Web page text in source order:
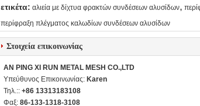
ετικέτα: αλιεία με δίχτυα φρακτών συνδέσεων αλυσίδων,
περίφραξη πλέγματος καλωδίων συνδέσεων αλυσίδων
Στοιχεία επικοινωνίας
AN PING XI RUN METAL MESH CO.,LTD
Υπεύθυνος Επικοινωνίας: Karen
Τηλ.:: +86 13313183108
Φαξ: 86-133-1318-3108